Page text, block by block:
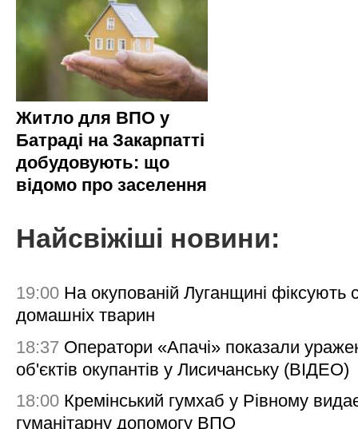
Житло для ВПО у
Батраді на Закарпатті
добудовують: що
відомо про заселення
Найсвіжіші новини:
19:00 На окупованій Луганщині фіксують
домашніх тварин
18:37 Оператори «Апачі» показали
об'єктів окупантів у Лисичанську (ВІДЕО)
18:00 Кремінський гумхаб у Рівному
гуманітарну допомогу ВПО